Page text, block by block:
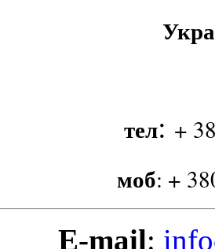
тел: +
моб: +
E-mail: info